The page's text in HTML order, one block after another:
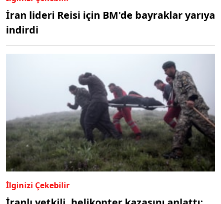
İran lideri Reisi için BM'de bayraklar yarıya
indirdi
İlginizi Çekebilir